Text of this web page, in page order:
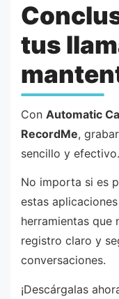
tus
Con Automatic
RecordMe,
sencillo y efectivo.
No importa si es
estas
herramientas que
registro claro y
conversaciones.
¡Descárgalas